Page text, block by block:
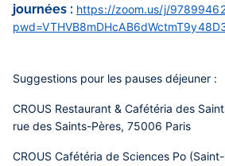
journées : https://zoom.us/j/
Suggestions pour les pauses déjeuner :
CROUS Restaurant & Cafétéria des
rue des Saints-Pères, 75006 Paris
CROUS Cafétéria de Sciences Po